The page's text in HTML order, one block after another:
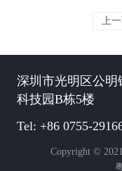
上
深圳市光明区公明
科技园B栋5楼
Tel: +86 0755-
Copyright ©